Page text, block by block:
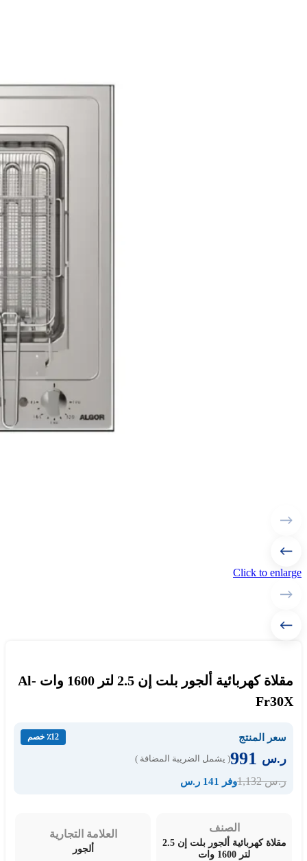
Click to enlarge
مقلاة كهربائية ألجور بلت إن 2.5 لتر 1600 وات Al-
Fr30X
سعر المنتج ٪12 خصم
ر.س ( يشمل الضريبة المضافة )
ر.س1,132 وفر 141 ر.س
الصنف
مقلاة كهربائية ألجور بلت إن 2.5
لتر 1600 وات
العلامة التجارية
ألجور